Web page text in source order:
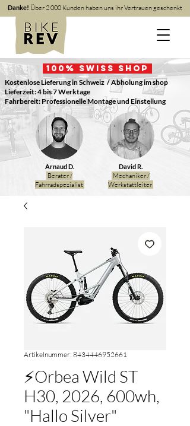
Danke! Über 2 000 Kunden haben uns ihr Vertrauen geschenkt
100 % Swiss Shop
Kostenlose Lieferung in Schweiz / Abholung im shop
Lieferzeit: 4 bis 7 Werktage
Fahrbereit: Professionelle Montage und Einstellung
Arnaud D.
Berater /
Fahrradspezialist
David R.
Mechaniker /
Werkstattleiter
Artikelnummer: 8434446952661
⚡Orbea Wild ST
H30, 2026, 600wh,
"Hallo Silver"